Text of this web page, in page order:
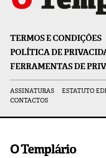
TERMOS E CONDIÇÕES
POLÍTICA DE
FERRAMENTAS DE
ASSINATURAS ESTATUTO
CONTACTOS
O Templário